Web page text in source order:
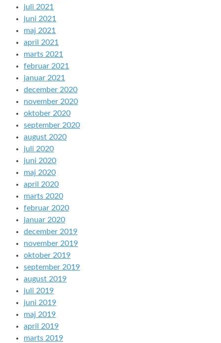
juli 2021
juni 2021
maj 2021
april 2021
marts 2021
februar 2021
januar 2021
december 2020
november 2020
oktober 2020
september 2020
august 2020
juli 2020
juni 2020
maj 2020
april 2020
marts 2020
februar 2020
januar 2020
december 2019
november 2019
oktober 2019
september 2019
august 2019
juli 2019
juni 2019
maj 2019
april 2019
marts 2019